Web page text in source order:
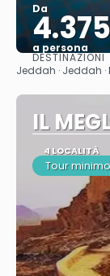
Da
a persona
DESTINAZIONI
Jeddah · Jeddah ·
IL
4 LOCALITÀ
Tour